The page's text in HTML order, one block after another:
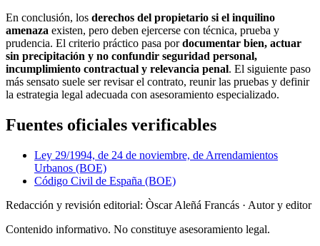
En conclusión, los derechos del propietario si el inquilino
amenaza existen, pero deben ejercerse con técnica, prueba y
prudencia. El criterio práctico pasa pordocumentar bien, actuar
sin precipitación y no confundir seguridad personal,
incumplimiento contractual y relevancia penal. El siguiente paso
más sensato suele ser revisar el contrato, reunir las pruebas y definir
la estrategia legal adecuada con asesoramiento especializado.
Fuentes oficiales verificables
Ley 29/1994, de 24 de noviembre, de Arrendamientos
Urbanos (BOE)
Código Civil de España (BOE)
Redacción y revisión editorial: Òscar Aleñá Francás · Autor y editor
Contenido informativo. No constituye asesoramiento legal.